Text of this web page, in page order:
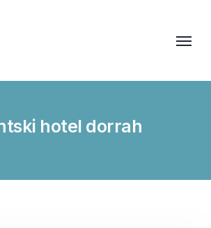
hotel dorrah